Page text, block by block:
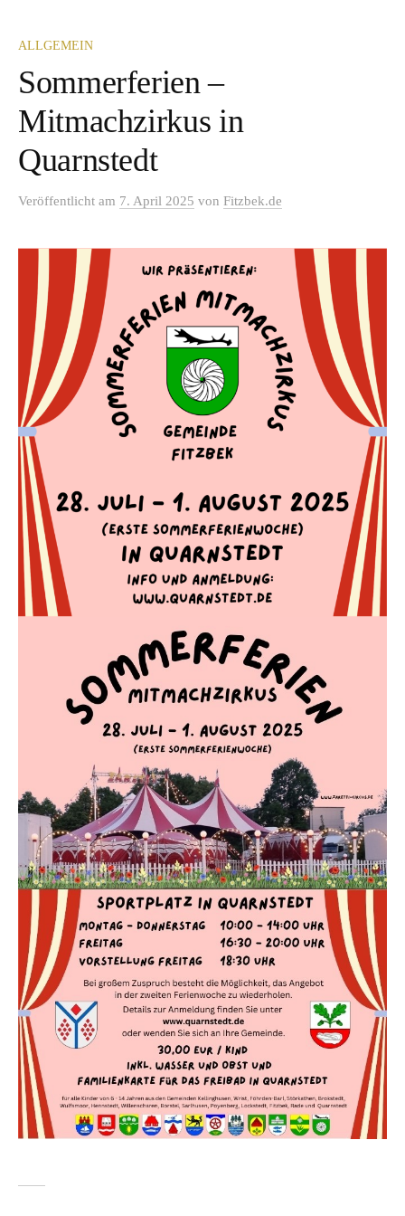
ALLGEMEIN
Sommerferien –
Mitmachzirkus in
Quarnstedt
Veröffentlicht am 7. April 2025 von Fitzbek.de